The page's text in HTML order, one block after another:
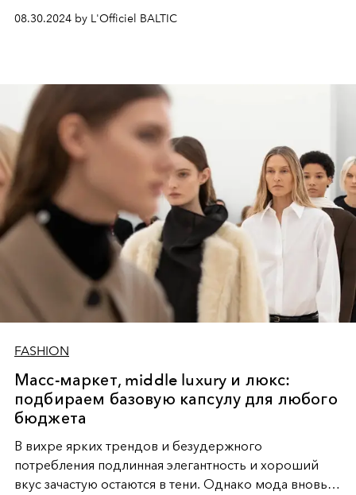
крепче за свои кошельки, дамы, потому что после
этого обзора вам захочется опустошить не один
08.30.2024 by L'Officiel BALTIC
FASHION
Масс-маркет, middle luxury и люкс:
подбираем базовую капсулу для любого
бюджета
В вихре ярких трендов и безудержного
потребления подлинная элегантность и хороший
вкус зачастую остаются в тени. Однако мода вновь